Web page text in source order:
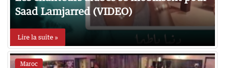
Saad Lamjarred (VIDEO)
Lire la suite »
Maroc